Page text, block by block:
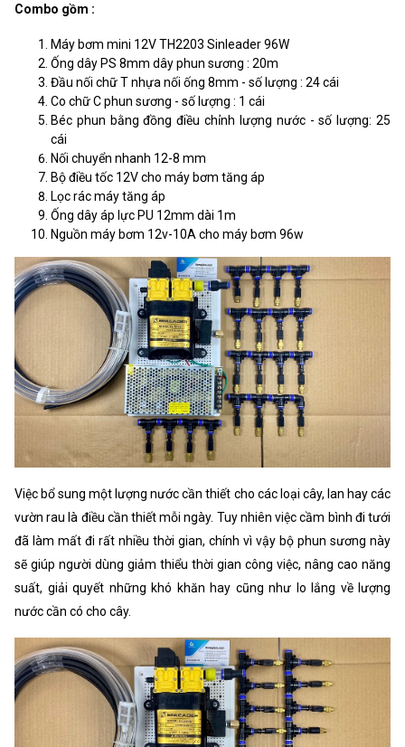
Combo gồm :
Máy bơm mini 12V TH2203 Sinleader 96W
Ống dây PS 8mm dây phun sương : 20m
Đầu nối chữ T nhựa nối ống 8mm - số lượng : 24 cái
Co chữ C phun sương - số lượng : 1 cái
Béc phun bằng đồng điều chỉnh lượng nước - số lượng: 25
cái
Nối chuyển nhanh 12-8 mm
Bộ điều tốc 12V cho máy bơm tăng áp
Lọc rác máy tăng áp
Ống dây áp lực PU 12mm dài 1m
Nguồn máy bơm 12v-10A cho máy bơm 96w
Việc bổ sung một lượng nước cần thiết cho các loại cây, lan hay các
vườn rau là điều cần thiết mỗi ngày. Tuy nhiên việc cầm bình đi tưới
đã làm mất đi rất nhiều thời gian, chính vì vậy bộ phun sương này
sẽ giúp người dùng giảm thiểu thời gian công việc, nâng cao năng
suất, giải quyết những khó khăn hay cũng như lo lắng về lượng
nước cần có cho cây.